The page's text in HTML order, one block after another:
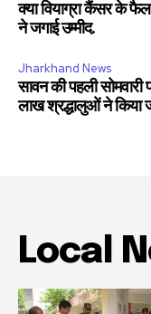
क्या वियाग्रा कैंसर के
ने जगाई उम्मीद.
Jharkhand News
सावन की पहली सोमवारी
लाख श्रद्धालुओं ने किया
Local